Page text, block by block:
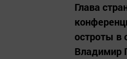
Глава
остроты в
Владимир